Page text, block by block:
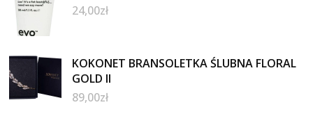
24,00zł
KOKONET BRANSOLETKA ŚLUBNA FLORAL
GOLD II
89,00zł